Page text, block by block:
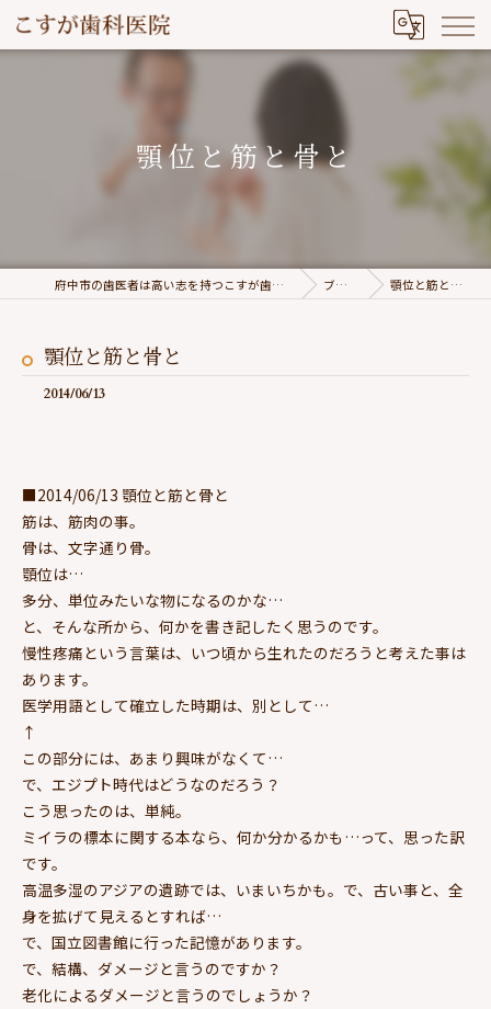
顎位と筋と骨と
府中市の歯医者は高い志を持つこすが歯科医院 ブログ 顎位と筋と骨と
顎位と筋と骨と
2014/06/13
■2014/06/13 顎位と筋と骨と
筋は、筋肉の事。
骨は、文字通り骨。
顎位は…
多分、単位みたいな物になるのかな…
と、そんな所から、何かを書き記したく思うのです。
慢性疼痛という言葉は、いつ頃から生れたのだろうと考えた事は
あります。
医学用語として確立した時期は、別として…
↑
この部分には、あまり興味がなくて…
で、エジプト時代はどうなのだろう？
こう思ったのは、単純。
ミイラの標本に関する本なら、何か分かるかも…って、思った訳
です。
高温多湿のアジアの遺跡では、いまいちかも。で、古い事と、全
身を拡げて見えるとすれば…
で、国立図書館に行った記憶があります。
で、結構、ダメージと言うのですか？
老化によるダメージと言うのでしょうか？